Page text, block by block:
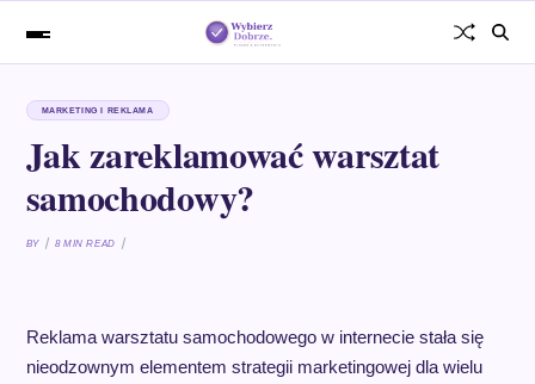
MARKETING I REKLAMA
Jak zareklamować warsztat
samochodowy?
BY 8 MIN READ
Reklama warsztatu samochodowego w internecie stała się
nieodzownym elementem strategii marketingowej dla wielu